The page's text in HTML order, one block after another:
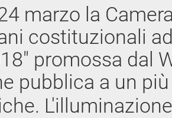
marzo la
costituzionali
promossa dal
pubblica a un